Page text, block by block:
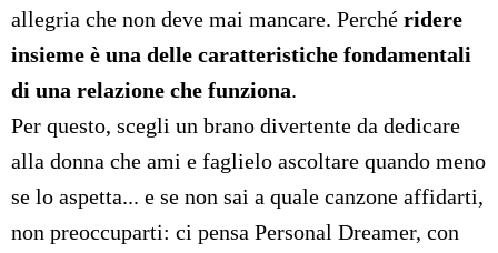
allegria che non deve mai mancare. Perché ridere
insieme è una delle caratteristiche fondamentali
di una relazione che funziona.
Per questo, scegli un brano divertente da dedicare
alla donna che ami e faglielo ascoltare quando meno
se lo aspetta... e se non sai a quale canzone affidarti,
non preoccuparti: ci pensa Personal Dreamer, con